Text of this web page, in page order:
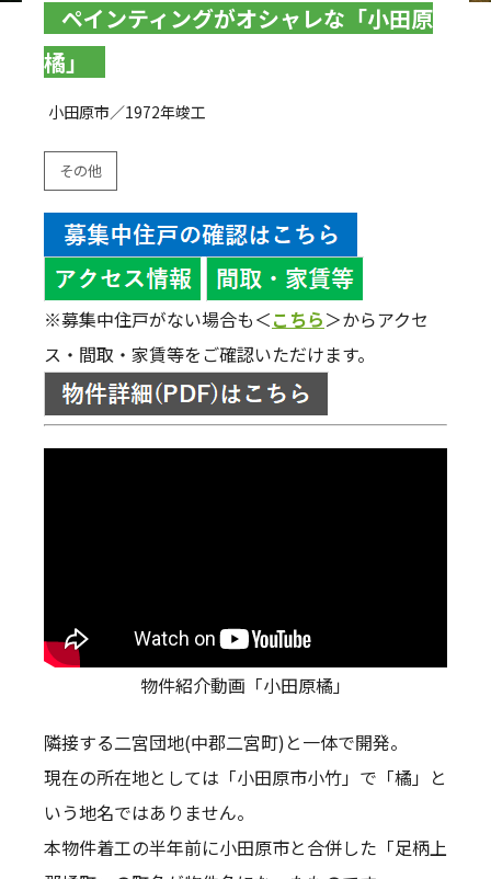
ペインティングがオシャレな「小田原
橘」
小田原市／1972年竣工
その他
※募集中住戸がない場合も＜こちら＞からアクセ
ス・間取・家賃等をご確認いただけます。
物件紹介動画「小田原橘」
隣接する二宮団地(中郡二宮町)と一体で開発。
現在の所在地としては「小田原市小竹」で「橘」と
いう地名ではありません。
本物件着工の半年前に小田原市と合併した「足柄上